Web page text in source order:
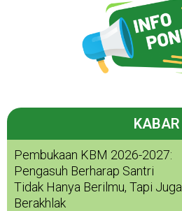
KABAR
Pembukaan KBM 2026-2027:
Pengasuh Berharap Santri
Tidak Hanya Berilmu, Tapi Juga
Berakhlak